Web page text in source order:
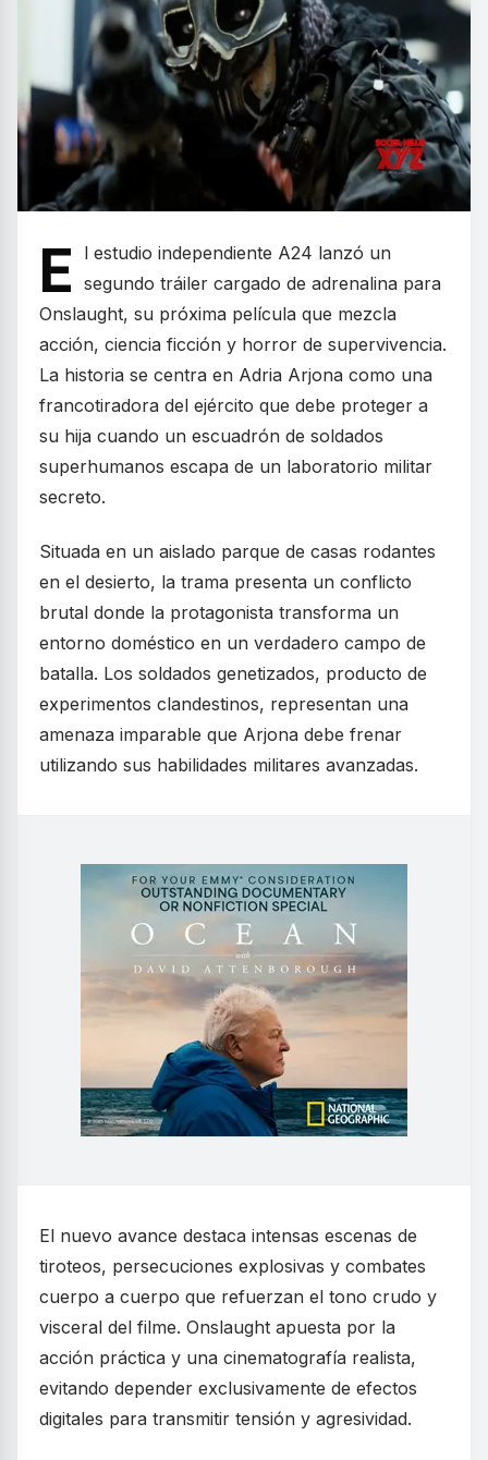
E
l estudio independiente A24 lanzó un
segundo tráiler cargado de adrenalina para
Onslaught, su próxima película que mezcla
acción, ciencia ficción y horror de supervivencia.
La historia se centra en Adria Arjona como una
francotiradora del ejército que debe proteger a
su hija cuando un escuadrón de soldados
superhumanos escapa de un laboratorio militar
secreto.
Situada en un aislado parque de casas rodantes
en el desierto, la trama presenta un conflicto
brutal donde la protagonista transforma un
entorno doméstico en un verdadero campo de
batalla. Los soldados genetizados, producto de
experimentos clandestinos, representan una
amenaza imparable que Arjona debe frenar
utilizando sus habilidades militares avanzadas.
El nuevo avance destaca intensas escenas de
tiroteos, persecuciones explosivas y combates
cuerpo a cuerpo que refuerzan el tono crudo y
visceral del filme. Onslaught apuesta por la
acción práctica y una cinematografía realista,
evitando depender exclusivamente de efectos
digitales para transmitir tensión y agresividad.